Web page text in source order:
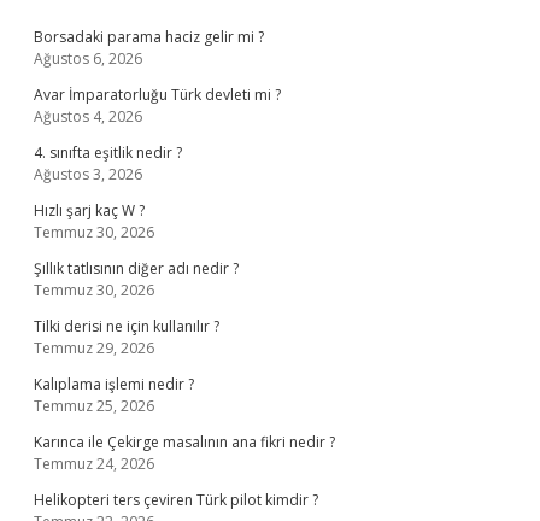
Borsadaki parama haciz gelir mi ?
Ağustos 6, 2026
Avar İmparatorluğu Türk devleti mi ?
Ağustos 4, 2026
4. sınıfta eşitlik nedir ?
Ağustos 3, 2026
Hızlı şarj kaç W ?
Temmuz 30, 2026
Şıllık tatlısının diğer adı nedir ?
Temmuz 30, 2026
Tilki derisi ne için kullanılır ?
Temmuz 29, 2026
Kalıplama işlemi nedir ?
Temmuz 25, 2026
Karınca ile Çekirge masalının ana fikri nedir ?
Temmuz 24, 2026
Helikopteri ters çeviren Türk pilot kimdir ?